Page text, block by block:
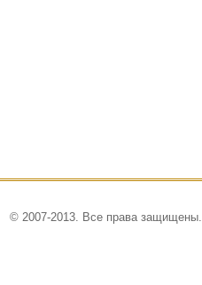
© 2007-2013. Все права защищены.